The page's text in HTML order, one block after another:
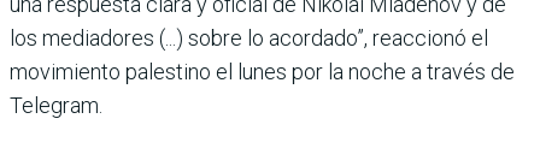
los mediadores (...) sobre lo acordado”, reaccionó el
movimiento palestino el lunes por la noche a través de
Telegram.